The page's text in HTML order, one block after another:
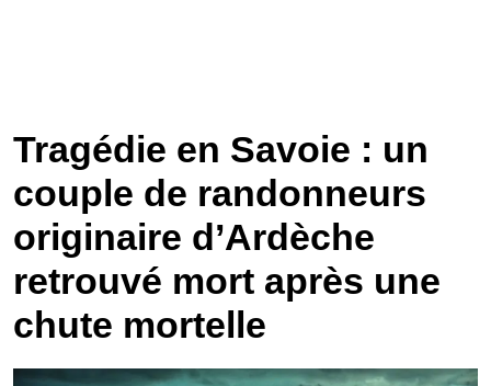
Tragédie en Savoie : un
couple de randonneurs
originaire d’Ardèche
retrouvé mort après une
chute mortelle